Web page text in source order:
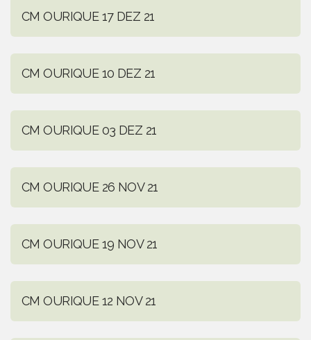
CM OURIQUE 17 DEZ 21
CM OURIQUE 10 DEZ 21
CM OURIQUE 03 DEZ 21
CM OURIQUE 26 NOV 21
CM OURIQUE 19 NOV 21
CM OURIQUE 12 NOV 21